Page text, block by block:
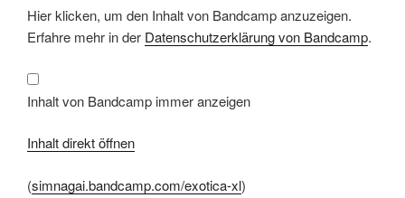
Inhalt
von
Bandcamp
anzeigen
Hier klicken, um den Inhalt von Bandcamp anzuzeigen.
Erfahre mehr in der Datenschutzerklärung von Bandcamp.
Inhalt von Bandcamp immer anzeigen
Inhalt direkt öffnen
(simnagai.bandcamp.com/exotica-xl)